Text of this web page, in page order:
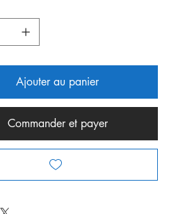
Ajouter au panier
Commander et payer